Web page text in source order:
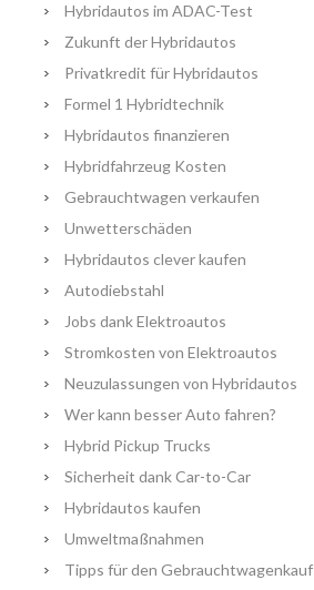
Hybridautos im ADAC-Test
Zukunft der Hybridautos
Privatkredit für Hybridautos
Formel 1 Hybridtechnik
Hybridautos finanzieren
Hybridfahrzeug Kosten
Gebrauchtwagen verkaufen
Unwetterschäden
Hybridautos clever kaufen
Autodiebstahl
Jobs dank Elektroautos
Stromkosten von Elektroautos
Neuzulassungen von Hybridautos
Wer kann besser Auto fahren?
Hybrid Pickup Trucks
Sicherheit dank Car-to-Car
Hybridautos kaufen
Umweltmaßnahmen
Tipps für den Gebrauchtwagenkauf